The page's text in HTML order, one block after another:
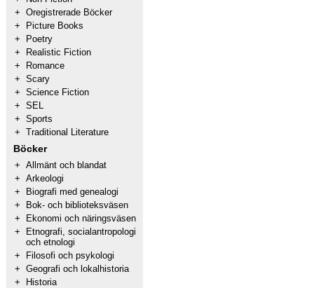
+ Oregistrerade Böcker
+
Picture Books
+
Poetry
+
Realistic Fiction
+
Romance
+ Scary
+ Science Fiction
+ SEL
+ Sports
+ Traditional Literature
Böcker
+ Allmänt och blandat
+ Arkeologi
+
Biografi med genealogi
+
Bok- och biblioteksväsen
+
Ekonomi och näringsväsen
+
Etnografi, socialantropologi
och etnologi
+
Filosofi och psykologi
+ Geografi och lokalhistoria
+
Historia